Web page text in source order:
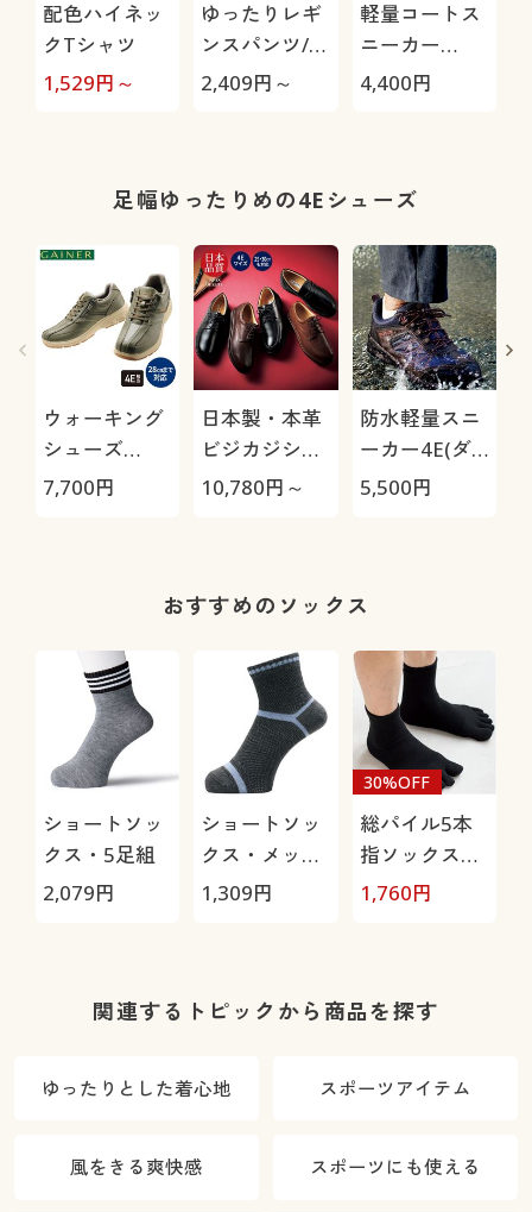
配色ハイネッ
クTシャツ
1,529円～
ゆったりレギ
ンスパンツ/細
見えが叶うら
ト・速乾・洗
2,409円～
軽量コートス
ニーカー
3E(ウィンブ
4,400円
足幅ゆったりめの4Eシューズ
ウォーキング
シューズ
4E(ゲイナー)
7,700円
日本製・本革
ビジカジシュ
ーズ4E(リナ
10,780円～
防水軽量スニ
ーカー4E(ダ
ンロップリフ
5,500円
おすすめのソックス
ショートソッ
クス・5足組
2,079円
ショートソッ
クス・メッシ
ュ3足組(吸汗
1,309円
総パイル5本
指ソックス・
2足組
30%OFF
1,760円
関連するトピックから商品を探す
ゆったりとした着心地 スポーツアイテム
風をきる爽快感 スポーツにも使える